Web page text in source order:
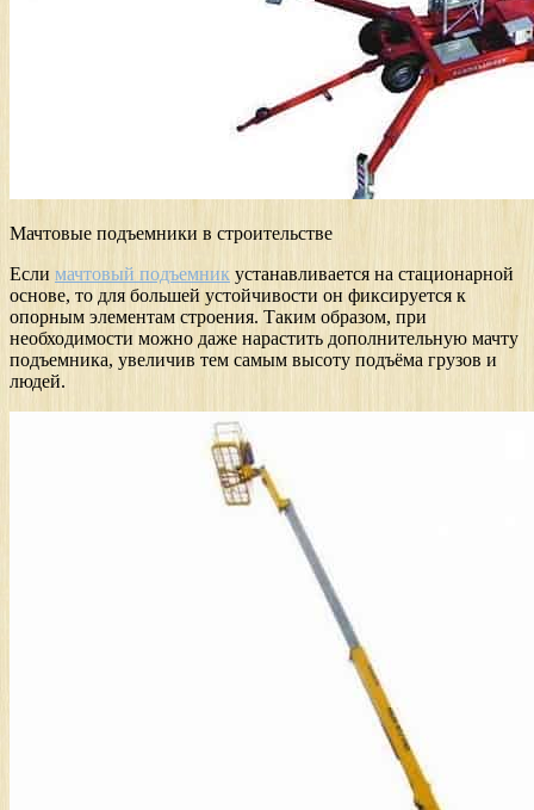
Мачтовые подъемники в строительстве
Если мачтовый подъемник устанавливается на стационарной
основе, то для большей устойчивости он фиксируется к
опорным элементам строения. Таким образом, при
необходимости можно даже нарастить дополнительную мачту
подъемника, увеличив тем самым высоту подъёма грузов и
людей.